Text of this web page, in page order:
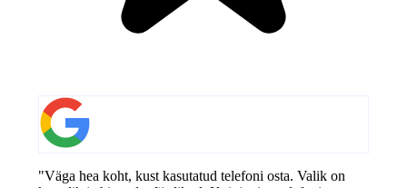
"Väga hea koht, kust kasutatud telefoni osta. Valik on